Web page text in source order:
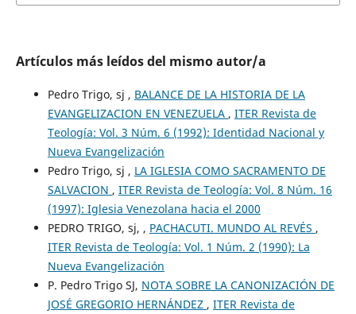
Artículos más leídos del mismo autor/a
Pedro Trigo, sj , BALANCE DE LA HISTORIA DE LA
EVANGELIZACION EN VENEZUELA , ITER Revista de
Teología: Vol. 3 Núm. 6 (1992): Identidad Nacional y
Nueva Evangelización
Pedro Trigo, sj , LA IGLESIA COMO SACRAMENTO DE
SALVACION , ITER Revista de Teología: Vol. 8 Núm. 16
(1997): Iglesia Venezolana hacia el 2000
PEDRO TRIGO, sj, , PACHACUTI. MUNDO AL REVÉS ,
ITER Revista de Teología: Vol. 1 Núm. 2 (1990): La
Nueva Evangelización
P. Pedro Trigo SJ, NOTA SOBRE LA CANONIZACIÓN DE
JOSÉ GREGORIO HERNÁNDEZ , ITER Revista de